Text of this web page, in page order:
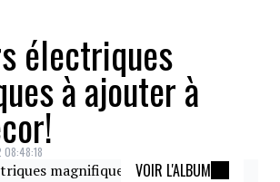
électriques
à ajouter à
08:48:18
VOIR L'ALBUM